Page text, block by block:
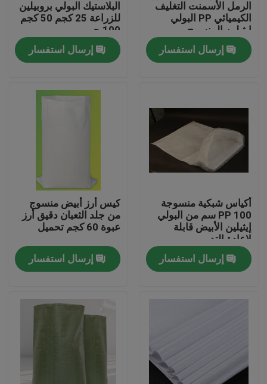
منزل، بيت
جولة في المعمل
اتصل بنا
اطلب اقتباس
مرن pvc أنبوب
أنابيب مرنة مموجة
الرمل الأسمنت التغليف
الكيميائي PP البولي
إيثيلين المنسوج
إرسال استفسار
البلاستيك البولي بروبيلين
للزراعة 25 كجم 50 كجم
100 جم
إرسال استفسار
أكياس شبكية منسوجة
PP 100 سم من البولي
إيثيلين الأبيض قابلة
لإعادة التدوير
إرسال استفسار
كيس أرز أبيض منسوج
من جلد الثعبان دقيق أرز
عبوة 60 كجم تحميل
إرسال استفسار